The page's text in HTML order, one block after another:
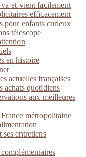
et-vient facilement
efficacement
pour enfants curieux
télescope
en histoire
actuelles françaises
achats quotidiens
aux meilleures
métropolitaine
entretiens